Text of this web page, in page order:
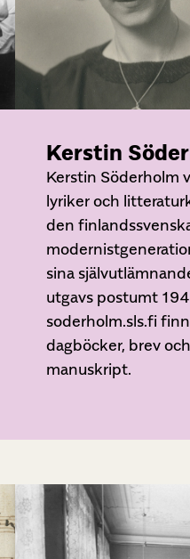
Kerstin
Kerstin Söderholm
lyriker och
den
sina
utgavs postumt
soderholm.sls.fi
dagböcker, brev
manuskript.